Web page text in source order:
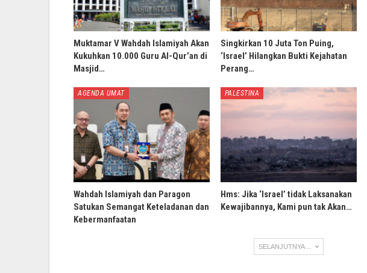
Muktamar V Wahdah Islamiyah Akan
Kukuhkan 10.000 Guru Al-Qur’an di
Masjid…
Singkirkan 10 Juta Ton Puing,
‘Israel’ Hilangkan Bukti Kejahatan
Perang…
AGENDA UMAT
Wahdah Islamiyah dan Paragon
Satukan Semangat Keteladanan dan
Kebermanfaatan
PALESTINA
Hms: Jika ‘Israel’ tidak Laksanakan
Kewajibannya, Kami pun tak Akan…
SELANJUTNYA ...